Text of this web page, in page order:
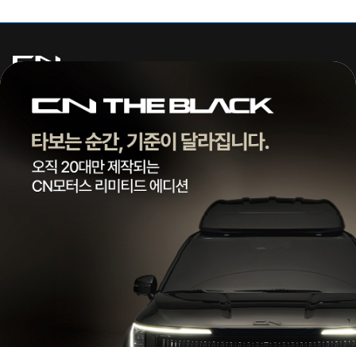
주식회사 씨엔모터스
대표 | 조종현
전화 |1855-3966
팩스 | 032-578-3966
통신판매업신고번호 | 제 2022-인천서구-2322호